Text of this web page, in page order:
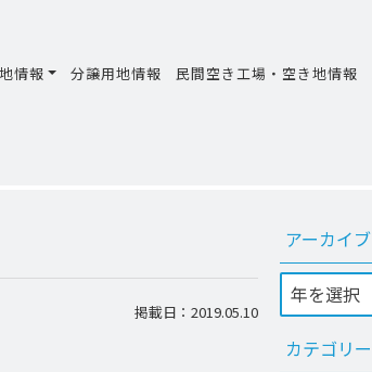
情報 分譲用地情報 民間空き工場・空き地情報
掲載日：2019.05.10
アーカイブ
カテゴリー